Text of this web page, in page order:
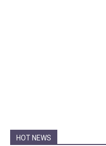
HOT NEWS